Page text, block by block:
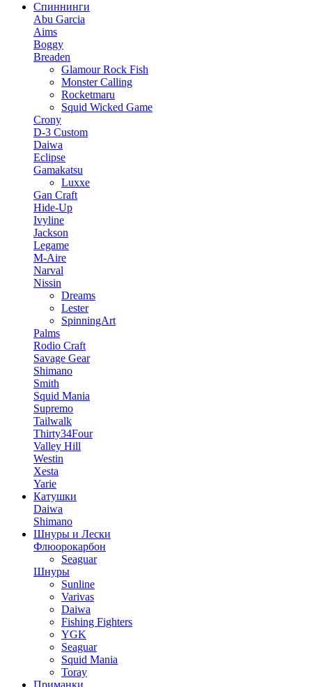
Спиннинги
Abu Garcia
Aims
Boggy
Breaden
Glamour Rock Fish
Monster Calling
Rocketmaru
Squid Wicked Game
Crony
D-3 Custom
Daiwa
Eclipse
Gamakatsu
Luxxe
Gan Craft
Hide-Up
Ivyline
Jackson
Legame
M-Aire
Narval
Nissin
Dreams
Lester
SpinningArt
Palms
Rodio Craft
Savage Gear
Shimano
Smith
Squid Mania
Supremo
Tailwalk
Thirty34Four
Valley Hill
Westin
Xesta
Yarie
Катушки
Daiwa
Shimano
Шнуры и Лески
Флюорокарбон
Seaguar
Шнуры
Sunline
Varivas
Daiwa
Fishing Fighters
YGK
Seaguar
Squid Mania
Toray
Приманки